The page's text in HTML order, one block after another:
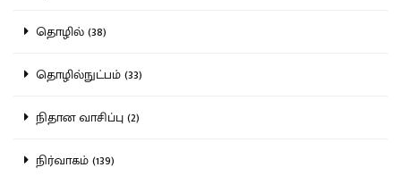
தொழில் (38)
தொழில்நுட்பம் (33)
நிதான வாசிப்பு (2)
நிர்வாகம் (139)